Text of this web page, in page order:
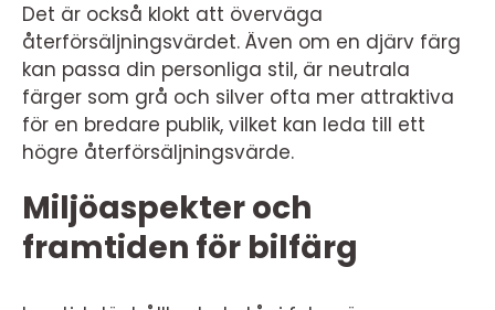
Det är också klokt att överväga
återförsäljningsvärdet. Även om en djärv färg
kan passa din personliga stil, är neutrala
färger som grå och silver ofta mer attraktiva
för en bredare publik, vilket kan leda till ett
högre återförsäljningsvärde.
Miljöaspekter och
framtiden för bilfärg